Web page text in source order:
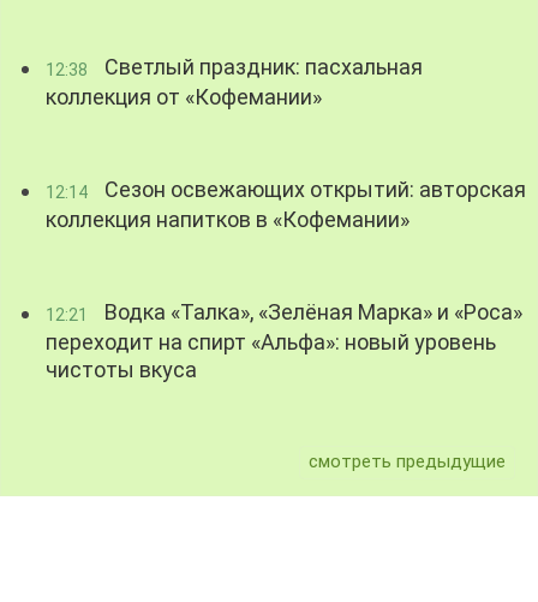
12:38
Светлый праздник: пасхальная
коллекция от «Кофемании»
12:14
Сезон освежающих открытий: авторская
коллекция напитков в «Кофемании»
12:21
Водка «Талка», «Зелёная Марка» и «Роса»
переходит на спирт «Альфа»: новый уровень
чистоты вкуса
смотреть предыдущие